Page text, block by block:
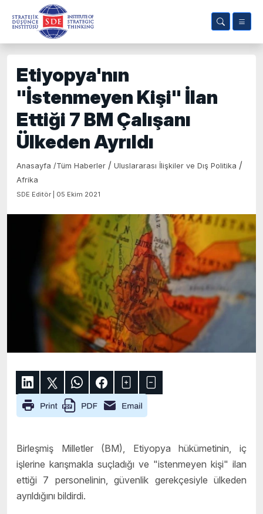
Etiyopya'nın
"İstenmeyen Kişi" İlan
Ettiği 7 BM Çalışanı
Ülkeden Ayrıldı
Anasayfa /Tüm Haberler / Uluslararası İlişkiler ve Dış Politika /
Afrika
SDE Editör | 05 Ekim 2021
Birleşmiş Milletler (BM), Etiyopya hükümetinin, iç
işlerine karışmakla suçladığı ve "istenmeyen kişi" ilan
ettiği 7 personelinin, güvenlik gerekçesiyle ülkeden
ayrıldığını bildirdi.